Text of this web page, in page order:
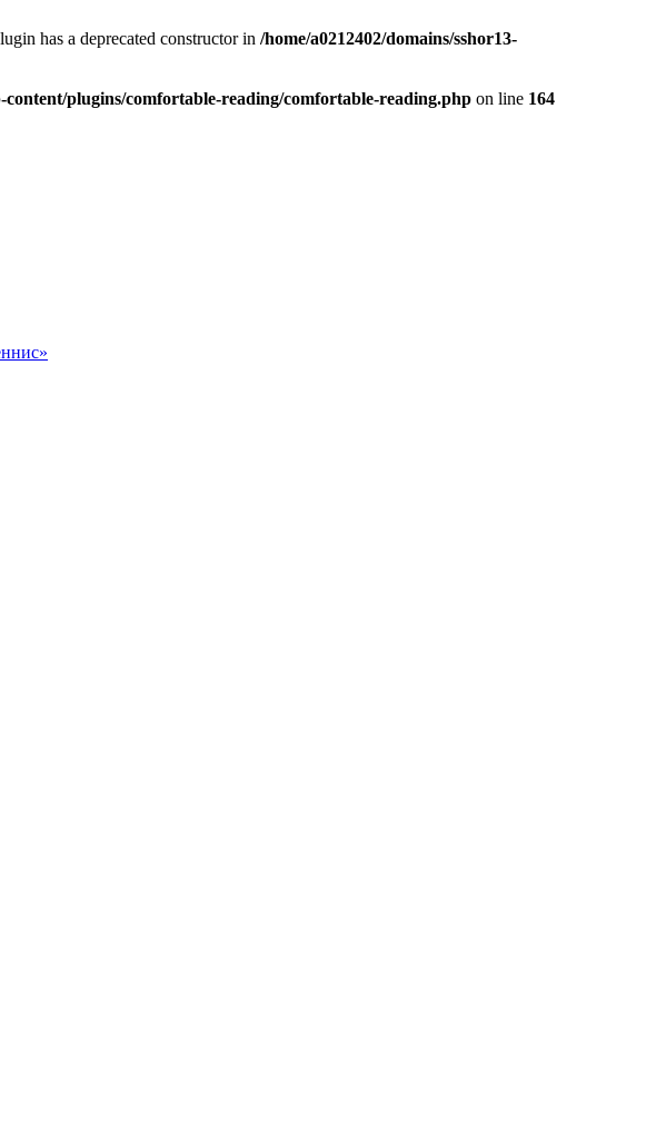
has a deprecated constructor in /home/a0212402/domains/sshor13-
plugins/comfortable-reading/comfortable-reading.php on line 164